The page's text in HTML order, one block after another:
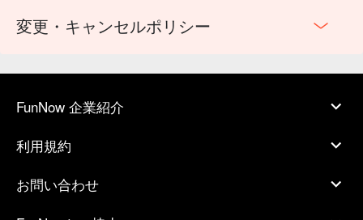
変更・キャンセルポリシー
FunNow 企業紹介
利用規約
お問い合わせ